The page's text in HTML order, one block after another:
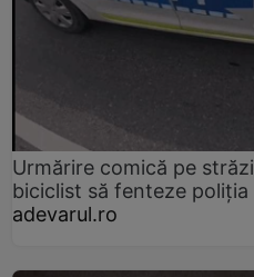
Urmărire comică pe
biciclist să fenteze poliția
adevarul.ro